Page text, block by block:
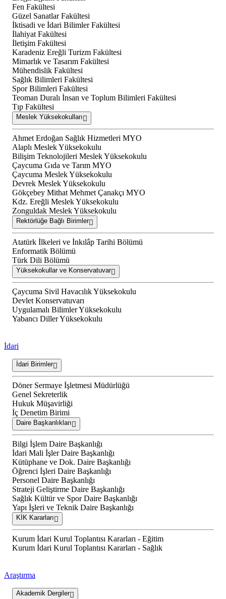
Fen Fakültesi
Güzel Sanatlar Fakültesi
İktisadi ve İdari Bilimler Fakültesi
İlahiyat Fakültesi
İletişim Fakültesi
Karadeniz Ereğli Turizm Fakültesi
Mimarlık ve Tasarım Fakültesi
Mühendislik Fakültesi
Sağlık Bilimleri Fakültesi
Spor Bilimleri Fakültesi
Teoman Duralı İnsan ve Toplum Bilimleri Fakültesi
Tıp Fakültesi
Meslek Yüksekokulları
Ahmet Erdoğan Sağlık Hizmetleri MYO
Alaplı Meslek Yüksekokulu
Bilişim Teknolojileri Meslek Yüksekokulu
Çaycuma Gıda ve Tarım MYO
Çaycuma Meslek Yüksekokulu
Devrek Meslek Yüksekokulu
Gökçebey Mithat Mehmet Çanakçı MYO
Kdz. Ereğli Meslek Yüksekokulu
Zonguldak Meslek Yüksekokulu
Rektörlüğe Bağlı Birimler
Atatürk İlkeleri ve İnkılâp Tarihi Bölümü
Enformatik Bölümü
Türk Dili Bölümü
Yüksekokullar ve Konservatuvar
Çaycuma Sivil Havacılık Yüksekokulu
Devlet Konservatuvarı
Uygulamalı Bilimler Yüksekokulu
Yabancı Diller Yüksekokulu
İdari
İdari Birimler
Döner Sermaye İşletmesi Müdürlüğü
Genel Sekreterlik
Hukuk Müşavirliği
İç Denetim Birimi
Daire Başkanlıkları
Bilgi İşlem Daire Başkanlığı
İdari Mali İşler Daire Başkanlığı
Kütüphane ve Dok. Daire Başkanlığı
Öğrenci İşleri Daire Başkanlığı
Personel Daire Başkanlığı
Strateji Geliştirme Daire Başkanlığı
Sağlık Kültür ve Spor Daire Başkanlığı
Yapı İşleri ve Teknik Daire Başkanlığı
KİK Kararları
Kurum İdari Kurul Toplantısı Kararları - Eğitim
Kurum İdari Kurul Toplantısı Kararları - Sağlık
Araştırma
Akademik Dergiler